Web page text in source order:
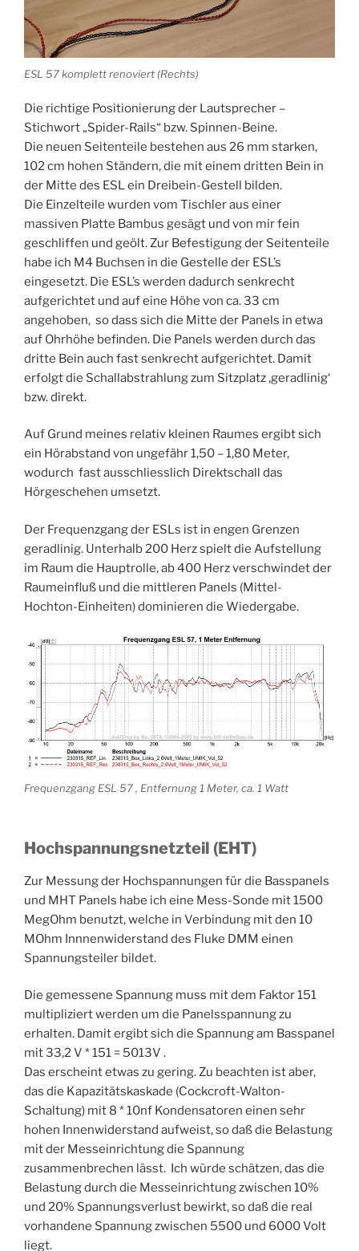
ESL 57 komplett renoviert (Rechts)
Die richtige Positionierung der Lautsprecher –
Stichwort „Spider-Rails“ bzw. Spinnen-Beine.
Die neuen Seitenteile bestehen aus 26 mm starken,
102 cm hohen Ständern, die mit einem dritten Bein in
der Mitte des ESL ein Dreibein-Gestell bilden.
Die Einzelteile wurden vom Tischler aus einer
massiven Platte Bambus gesägt und von mir fein
geschliffen und geölt. Zur Befestigung der Seitenteile
habe ich M4 Buchsen in die Gestelle der ESL’s
eingesetzt. Die ESL’s werden dadurch senkrecht
aufgerichtet und auf eine Höhe von ca. 33 cm
angehoben, so dass sich die Mitte der Panels in etwa
auf Ohrhöhe befinden. Die Panels werden durch das
dritte Bein auch fast senkrecht aufgerichtet. Damit
erfolgt die Schallabstrahlung zum Sitzplatz ‚geradlinig‘
bzw. direkt.
Auf Grund meines relativ kleinen Raumes ergibt sich
ein Hörabstand von ungefähr 1,50 – 1,80 Meter,
wodurch fast ausschliesslich Direktschall das
Hörgeschehen umsetzt.
Der Frequenzgang der ESLs ist in engen Grenzen
geradlinig. Unterhalb 200 Herz spielt die Aufstellung
im Raum die Hauptrolle, ab 400 Herz verschwindet der
Raumeinfluß und die mittleren Panels (Mittel-
Hochton-Einheiten) dominieren die Wiedergabe.
Frequenzgang ESL 57 , Entfernung 1 Meter, ca. 1 Watt
Hochspannungsnetzteil (EHT)
Zur Messung der Hochspannungen für die Basspanels
und MHT Panels habe ich eine Mess-Sonde mit 1500
MegOhm benutzt, welche in Verbindung mit den 10
MOhm Innnenwiderstand des Fluke DMM einen
Spannungsteiler bildet.
Die gemessene Spannung muss mit dem Faktor 151
multipliziert werden um die Panelsspannung zu
erhalten. Damit ergibt sich die Spannung am Basspanel
mit 33,2 V * 151 = 5013V .
Das erscheint etwas zu gering. Zu beachten ist aber,
das die Kapazitätskaskade (Cockcroft-Walton-
Schaltung) mit 8 * 10nf Kondensatoren einen sehr
hohen Innenwiderstand aufweist, so daß die Belastung
mit der Messeinrichtung die Spannung
zusammenbrechen lässt. Ich würde schätzen, das die
Belastung durch die Messeinrichtung zwischen 10%
und 20% Spannungsverlust bewirkt, so daß die real
vorhandene Spannung zwischen 5500 und 6000 Volt
liegt.